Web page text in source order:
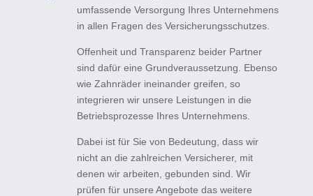
umfassende Versorgung Ihres Unternehmens
in allen Fragen des Versicherungsschutzes.
Offenheit und Transparenz beider Partner
sind dafür eine Grundveraussetzung. Ebenso
wie Zahnräder ineinander greifen, so
integrieren wir unsere Leistungen in die
Betriebsprozesse Ihres Unternehmens.
Dabei ist für Sie von Bedeutung, dass wir
nicht an die zahlreichen Versicherer, mit
denen wir arbeiten, gebunden sind. Wir
prüfen für unsere Angebote das weitere